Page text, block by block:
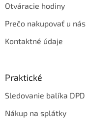
Otváracie hodiny
Prečo nakupovať u nás
Kontaktné údaje
Praktické
Sledovanie balíka DPD
Nákup na splátky